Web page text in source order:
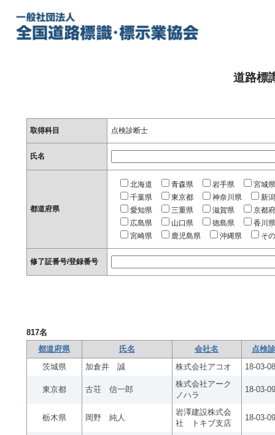
道路標
取得科目 点検診断士
氏名
都道府県
北海道 青森県 岩手県
宮城県
千葉県
東京都 神奈川県
新
愛知県
三重県 滋賀県
京都府
広島県
山口県 徳島県
香川県
宮崎県
鹿児島県 沖縄県 そ
修了証番号/登録番号
817名
都道府県
氏名 会社名
点検
茨城県
加倉井 誠 株式会社アコオ 18-03-
東京都 古荘 信一郎
株式会社アーク
ノハラ
18-03-
栃木県 岡野 純人
岩澤建設株式会
社 トキブ支店
18-03-